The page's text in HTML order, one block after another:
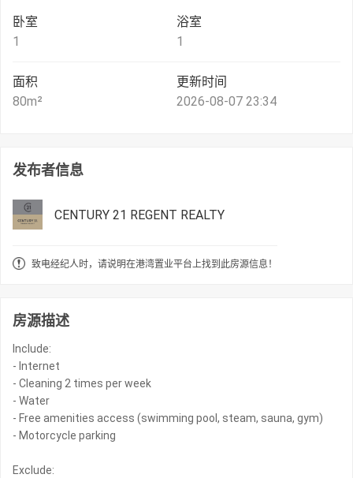
卧室
1
浴室
1
面积
80m²
更新时间
2026-08-07 23:34
发布者信息
CENTURY 21 REGENT REALTY
致电经纪人时，请说明在港湾置业平台上找到此房源信息！
房源描述
Include:
- Internet
- Cleaning 2 times per week
- Water
- Free amenities access (swimming pool, steam, sauna, gym)
- Motorcycle parking
Exclude: